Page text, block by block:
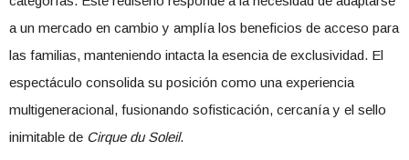
a un mercado en cambio y amplía los beneficios de acceso para
las familias, manteniendo intacta la esencia de exclusividad. El
espectáculo consolida su posición como una experiencia
multigeneracional, fusionando sofisticación, cercanía y el sello
inimitable de Cirque du Soleil.